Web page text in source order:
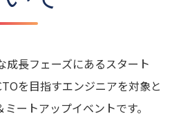
成長フェーズにあるスタート
を目指すエンジニアを対象と
ートアップイベントです。